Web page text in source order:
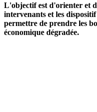
L'objectif est d'orienter et
intervenants et les
permettre de prendre les
économique dégradée.